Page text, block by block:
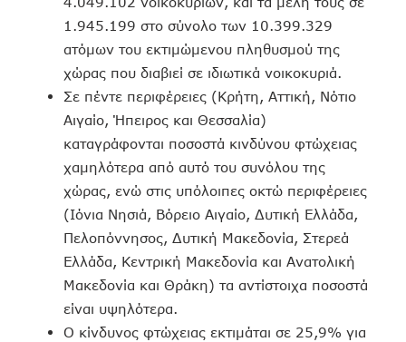
1.945.199 στο σύνολο των 10.399.329
ατόμων του εκτιμώμενου πληθυσμού της
χώρας που διαβιεί σε ιδιωτικά νοικοκυριά.
Σε πέντε περιφέρειες (Κρήτη, Αττική, Νότιο
Αιγαίο, Ήπειρος και Θεσσαλία)
καταγράφονται ποσοστά κινδύνου φτώχειας
χαμηλότερα από αυτό του συνόλου της
χώρας, ενώ στις υπόλοιπες οκτώ περιφέρειες
(Ιόνια Νησιά, Βόρειο Αιγαίο, Δυτική Ελλάδα,
Πελοπόννησος, Δυτική Μακεδονία, Στερεά
Ελλάδα, Κεντρική Μακεδονία και Ανατολική
Μακεδονία και Θράκη) τα αντίστοιχα ποσοστά
είναι υψηλότερα.
Ο κίνδυνος φτώχειας εκτιμάται σε 25,9% για